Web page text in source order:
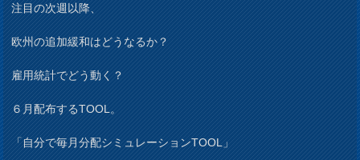
注目の次週以降、
欧州の追加緩和はどうなるか？
雇用統計でどう動く？
６月配布するTOOL。
「自分で毎月分配シミュレーションTOOL」